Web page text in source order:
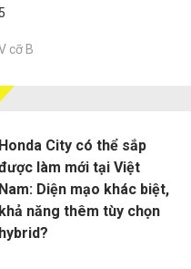
cỡ B
Honda City có thể sắp
làm mới tại Việt
Nam: Diện mạo khác biệt,
khả năng thêm tùy chọn
hybrid?